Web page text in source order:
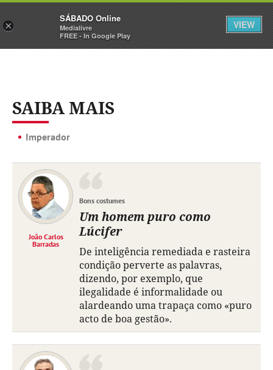
Sábado Assine Iniciar Sessão
SAIBA MAIS
Imperador
João Carlos
Barradas
Bons costumes
Um homem puro como
Lúcifer
De inteligência remediada e rasteira
condição perverte as palavras,
dizendo, por exemplo, que
ilegalidade é informalidade ou
alardeando uma trapaça como «puro
acto de boa gestão».
×
SÁBADO Online
Medialivre
FREE - In Google Play
VIEW